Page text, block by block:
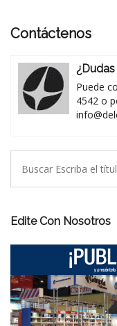
Contáctenos
Puede
4542 o
Edite Con Nosotros